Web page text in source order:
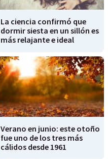
La ciencia confirmó que
dormir siesta en un sillón es
más relajante e ideal
Verano en junio: este otoño
fue uno de los tres más
cálidos desde 1961